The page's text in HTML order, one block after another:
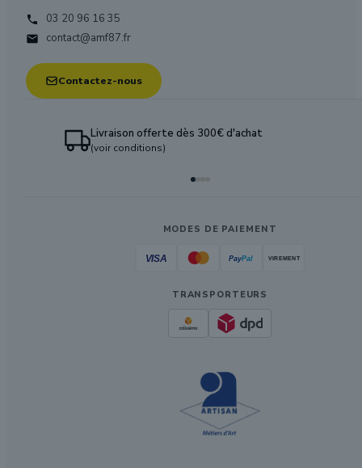
 03 20 96 16 35
 contact@amf87.fr
Contactez-nous
Livraison offerte dès 300€ d'achat
(voir conditions)
MODES DE PAIEMENT
TRANSPORTEURS